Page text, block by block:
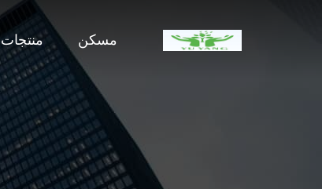
مسكن منتجات